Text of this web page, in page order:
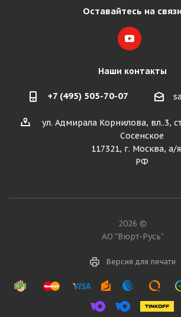
Оставайтесь на
Наши контакты
+7 (495) 505-70-07
ул. Адмирала Корнилова, вл..3,
Сосенское
117321, г. Москва, а/
РФ
2026 ©
АО "Вюрт-Русь"
Версия для печати